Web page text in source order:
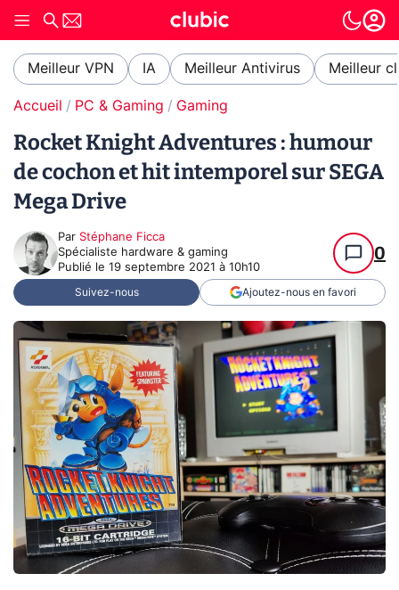
Meilleur VPN IA Meilleur Antivirus Meilleur
Accueil PC & Gaming Gaming
Rocket Knight Adventures : humour
de cochon et hit intemporel sur SEGA
Mega Drive
Par Stéphane Ficca
Spécialiste hardware & gaming
Publié le 19 septembre 2021 à 10h10
0
Suivez-nous Ajoutez-nous en favori